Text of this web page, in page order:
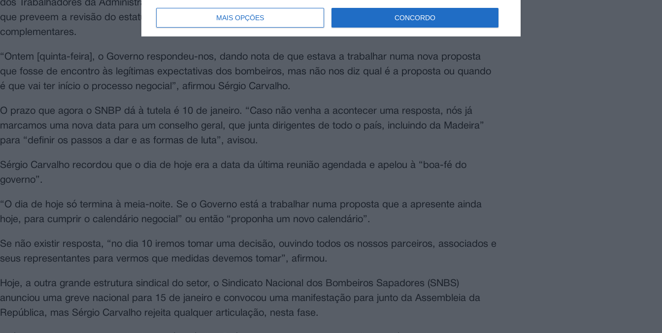
MAIS OPÇÕES CONCORDO
dos Trabalhadores da Administração Pública apresentaram no dia 06 de dezembro um conjunto de propostas
que preveem a revisão do estatuto, aumentos a partir do salário-base e a atribuição de subsídios
complementares.
“Ontem [quinta-feira], o Governo respondeu-nos, dando nota de que estava a trabalhar numa nova proposta
que fosse de encontro às legítimas expectativas dos bombeiros, mas não nos diz qual é a proposta ou quando
é que vai ter início o processo negocial”, afirmou Sérgio Carvalho.
O prazo que agora o SNBP dá à tutela é 10 de janeiro. “Caso não venha a acontecer uma resposta, nós já
marcamos uma nova data para um conselho geral, que junta dirigentes de todo o país, incluindo da Madeira”
para “definir os passos a dar e as formas de luta”, avisou.
Sérgio Carvalho recordou que o dia de hoje era a data da última reunião agendada e apelou à “boa-fé do
governo”.
“O dia de hoje só termina à meia-noite. Se o Governo está a trabalhar numa proposta que a apresente ainda
hoje, para cumprir o calendário negocial” ou então “proponha um novo calendário”.
Se não existir resposta, “no dia 10 iremos tomar uma decisão, ouvindo todos os nossos parceiros, associados e
seus representantes para vermos que medidas devemos tomar”, afirmou.
Hoje, a outra grande estrutura sindical do setor, o Sindicato Nacional dos Bombeiros Sapadores (SNBS)
anunciou uma greve nacional para 15 de janeiro e convocou uma manifestação para junto da Assembleia da
República, mas Sérgio Carvalho rejeita qualquer articulação, nesta fase.